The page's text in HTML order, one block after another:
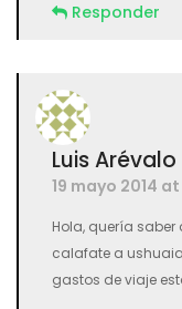
Responder
Luis Arévalo
19 mayo 2014
Hola, quería saber
calafate a
gastos de viaje